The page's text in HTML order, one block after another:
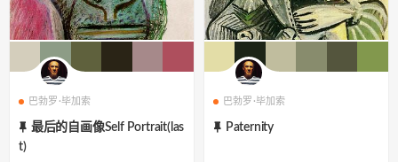
巴勃罗·毕加索
最后的自画像Self Portrait(las
t)
巴勃罗·毕加索
Paternity